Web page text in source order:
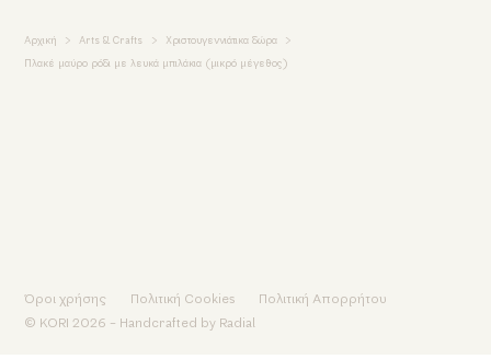
Αρχική Arts & Crafts Χριστουγεννιάτικα δώρα
Πλακέ μαύρο ρόδι με λευκά μπιλάκια (μικρό μέγεθος)
Όροι χρήσης Πολιτική Cookies
Πολιτική Απορρήτου
© KORI 2026 - Handcrafted by Radial